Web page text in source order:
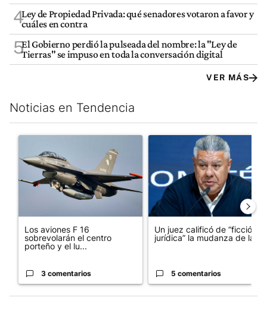
4Ley de Propiedad Privada: qué senadores votaron a favor y
cuáles en contra
5El Gobierno perdió la pulseada del nombre: la "Ley de
Tierras" se impuso en toda la conversación digital
VER MÁS
Noticias en Tendencia
Este listado muestra los artículos con más comentarios en los
Un artículo de tendencia con el título "Los aviones F 16
Los aviones F 16
sobrevolarán el centro
porteño y el lu...
3 comentarios
Un artículo de tendencia con
Un juez calificó de “ficción
jurídica” la mudanza de la...
5 comentarios